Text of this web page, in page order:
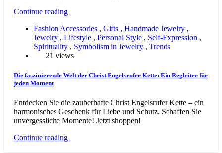
Continue reading
Fashion Accessories , Gifts , Handmade Jewelry ,
Jewelry , Lifestyle , Personal Style , Self-Expression ,
Spirituality , Symbolism in Jewelry , Trends
21 views
Die faszinierende Welt der Christ Engelsrufer Kette: Ein Begleiter für
jeden Moment
Entdecken Sie die zauberhafte Christ Engelsrufer Kette – ein
harmonisches Geschenk für Liebe und Schutz. Schaffen Sie
unvergessliche Momente! Jetzt shoppen!
Continue reading